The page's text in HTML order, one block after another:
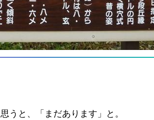
うと、「まだあります」と。